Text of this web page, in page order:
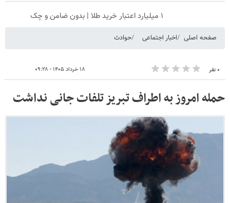
۱ میلیارد اعتبار خرید طلا | بدون ضامن و چک
صفحه اصلی اخبار اجتماعی حوادث
۰ نفر ۱۸ خرداد ۱۴۰۵ - ۰۹:۲۸
حمله امروز به اطراف تبریز تلفات جانی نداشت